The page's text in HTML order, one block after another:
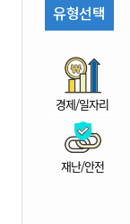
유형선택
경제/일자리
재난/안전